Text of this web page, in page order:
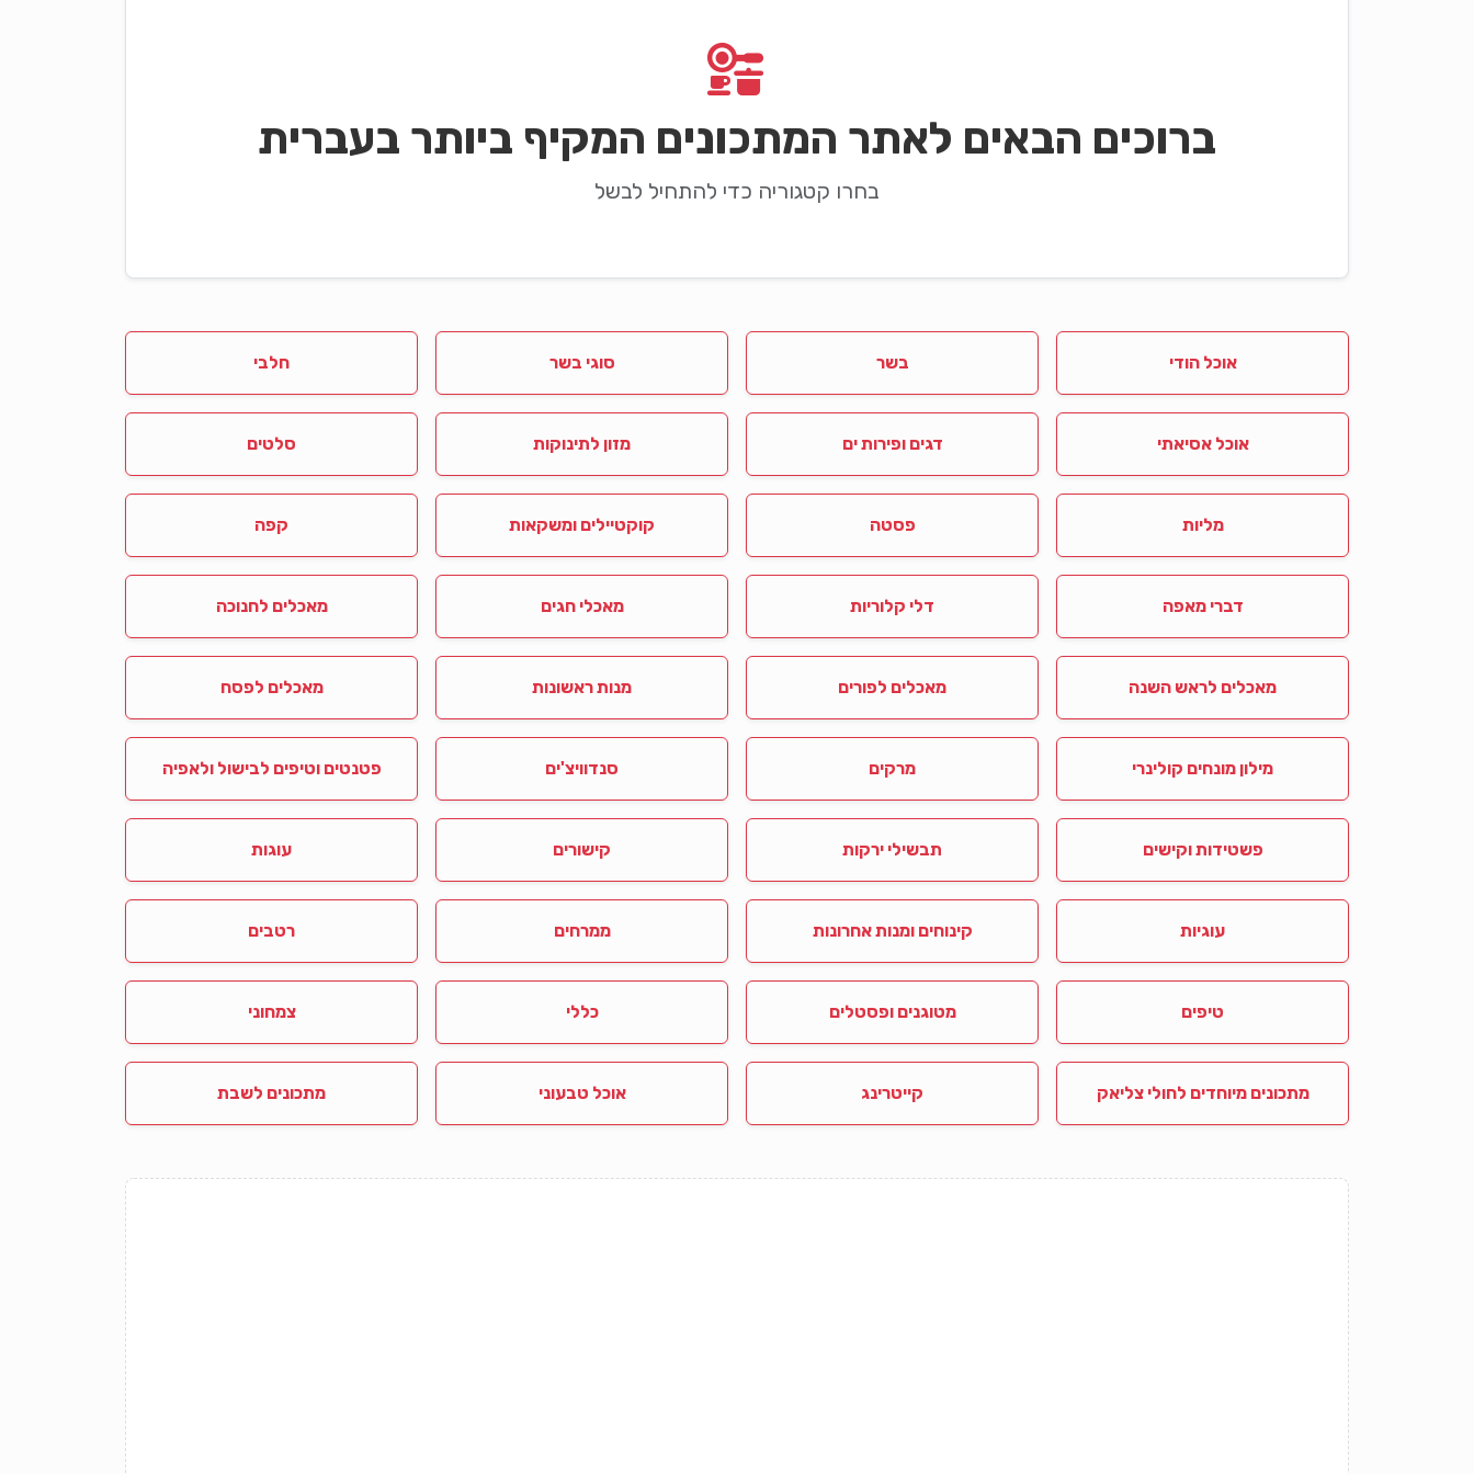
ברוכים הבאים לאתר המתכונים המקיף ביותר בעברית
בחרו קטגוריה כדי להתחיל לבשל
אוכל הודי בשר סוגי בשר חלבי
אוכל אסיאתי דגים ופירות ים מזון לתינוקות סלטים
מליות פסטה קוקטיילים ומשקאות קפה
דברי מאפה דלי קלוריות מאכלי חגים מאכלים לחנוכה
מאכלים לראש השנה מאכלים לפורים מנות ראשונות מאכלים לפסח
מילון מונחים קולינרי מרקים סנדוויצ'ים פטנטים וטיפים לבישול ולאפיה
פשטידות וקישים תבשילי ירקות קישורים עוגות
עוגיות קינוחים ומנות אחרונות ממרחים רטבים
טיפים מטוגנים ופסטלים כללי צמחוני
מתכונים מיוחדים לחולי צליאק קייטרינג אוכל טבעוני מתכונים לשבת